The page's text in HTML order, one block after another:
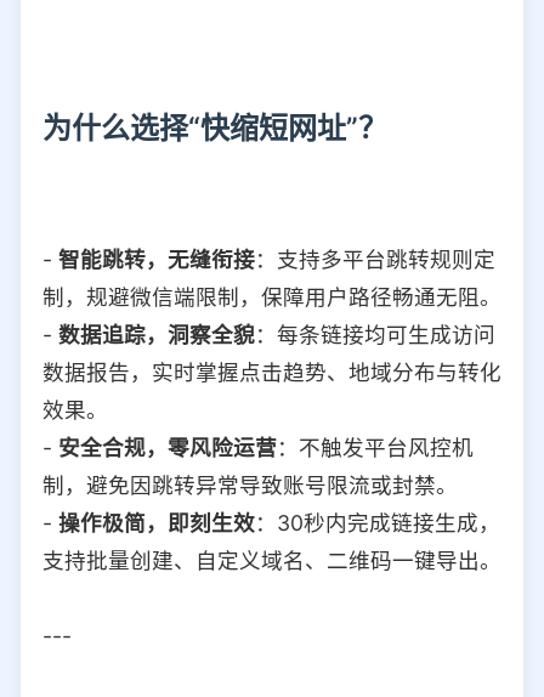
为什么选择“快缩短网址”？
- 智能跳转，无缝衔接：支持多平台跳转规则定
制，规避微信端限制，保障用户路径畅通无阻。
- 数据追踪，洞察全貌：每条链接均可生成访问
数据报告，实时掌握点击趋势、地域分布与转化
效果。
- 安全合规，零风险运营：不触发平台风控机
制，避免因跳转异常导致账号限流或封禁。
- 操作极简，即刻生效：30秒内完成链接生成，
支持批量创建、自定义域名、二维码一键导出。
---